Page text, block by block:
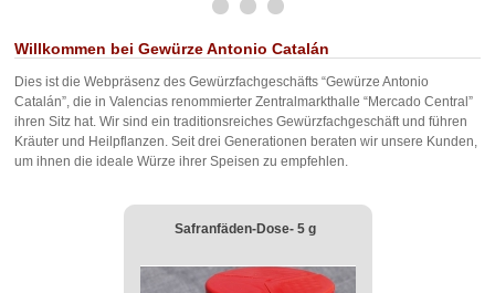
Willkommen bei Gewürze Antonio Catalán
Dies ist die Webpräsenz des Gewürzfachgeschäfts “Gewürze Antonio
Catalán”, die in Valencias renommierter Zentralmarkthalle “Mercado Central”
ihren Sitz hat. Wir sind ein traditionsreiches Gewürzfachgeschäft und führen
Kräuter und Heilpflanzen. Seit drei Generationen beraten wir unsere Kunden,
um ihnen die ideale Würze ihrer Speisen zu empfehlen.
Safranfäden-Dose- 5 g